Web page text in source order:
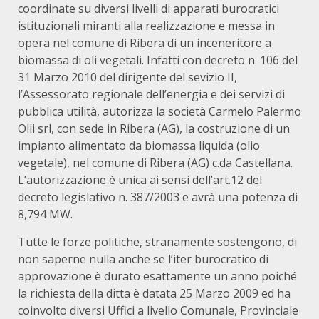
coordinate su diversi livelli di apparati burocratici
istituzionali miranti alla realizzazione e messa in
opera nel comune di Ribera di un inceneritore a
biomassa di oli vegetali. Infatti con decreto n. 106 del
31 Marzo 2010 del dirigente del sevizio II,
l’Assessorato regionale dell’energia e dei servizi di
pubblica utilità, autorizza la società Carmelo Palermo
Olii srl, con sede in Ribera (AG), la costruzione di un
impianto alimentato da biomassa liquida (olio
vegetale), nel comune di Ribera (AG) c.da Castellana.
L’autorizzazione è unica ai sensi dell’art.12 del
decreto legislativo n. 387/2003 e avrà una potenza di
8,794 MW.
Tutte le forze politiche, stranamente sostengono, di
non saperne nulla anche se l’iter burocratico di
approvazione è durato esattamente un anno poiché
la richiesta della ditta è datata 25 Marzo 2009 ed ha
coinvolto diversi Uffici a livello Comunale, Provinciale